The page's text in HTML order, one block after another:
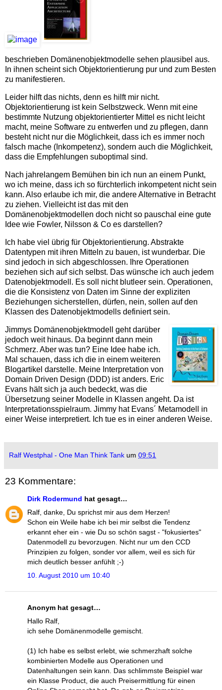
beschrieben Domänenobjektmodelle sehen plausibel aus.
In ihnen scheint sich Objektorientierung pur und zum Besten
zu manifestieren.
Leider hilft das nichts, denn es hilft mir nicht.
Objektorientierung ist kein Selbstzweck. Wenn mit eine
bestimmte Nutzung objektorientierter Mittel es nicht leicht
macht, meine Software zu entwerfen und zu pflegen, dann
besteht nicht nur die Möglichkeit, dass ich es immer noch
falsch mache (Inkompetenz), sondern auch die Möglichkeit,
dass die Empfehlungen suboptimal sind.
Nach jahrelangem Bemühen bin ich nun an einem Punkt,
wo ich meine, dass ich so fürchterlich inkompetent nicht sein
kann. Also erlaube ich mir, die andere Alternative in Betracht
zu ziehen. Vielleicht ist das mit den
Domänenobjektmodellen doch nicht so pauschal eine gute
Idee wie Fowler, Nilsson & Co es darstellen?
Ich habe viel übrig für Objektorientierung. Abstrakte
Datentypen mit ihren Mitteln zu bauen, ist wunderbar. Die
sind jedoch in sich abgeschlossen. Ihre Operationen
beziehen sich auf sich selbst. Das wünsche ich auch jedem
Datenobjektmodell. Es soll nicht blutleer sein. Operationen,
die die Konsistenz von Daten im Sinne der expliziten
Beziehungen sicherstellen, dürfen, nein, sollen auf den
Klassen des Datenobjektmodells definiert sein.
Jimmys Domänenobjektmodell geht darüber
jedoch weit hinaus. Da beginnt dann mein
Schmerz. Aber was tun? Eine Idee habe ich.
Mal schauen, dass ich die in einem weiteren
Blogartikel darstelle. Meine Interpretation von
Domain Driven Design (DDD) ist anders. Eric
Evans hält sich ja auch bedeckt, was die
Übersetzung seiner Modelle in Klassen angeht. Da ist
Interpretationsspielraum. Jimmy hat Evans´ Metamodell in
einer Weise interpretiert. Ich tue es in einer anderen Weise.
Ralf Westphal - One Man Think Tank um 09:51
23 Kommentare:
Dirk Rodermund hat gesagt…
Ralf, danke, Du sprichst mir aus dem Herzen!
Schon ein Weile habe ich bei mir selbst die Tendenz
erkannt eher ein - wie Du so schön sagst - "fokusiertes"
Datenmodell zu bevorzugen. Nicht nur um den CCD
Prinzipien zu folgen, sonder vor allem, weil es sich für
mich deutlich besser anfühlt ;-)
10. August 2010 um 10:40
Anonym hat gesagt…
Hallo Ralf,
ich sehe Domänenmodelle gemischt.
(1) Ich habe es selbst erlebt, wie schmerzhaft solche
kombinierten Modelle aus Operationen und
Datenhaltungen sein kann. Das schlimmste Beispiel war
ein Klasse Product, die auch Preisermittlung für einen